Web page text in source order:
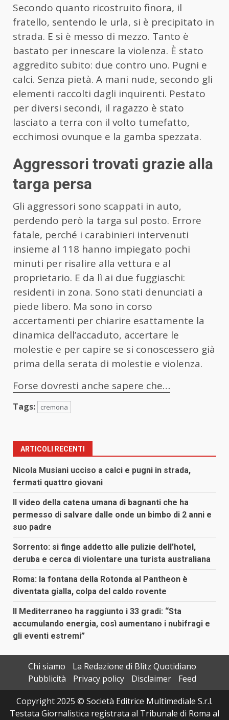
Secondo quanto ricostruito finora, il
fratello, sentendo le urla, si è precipitato in
strada. E si è messo di mezzo. Tanto è
bastato per innescare la violenza. È stato
aggredito subito: due contro uno. Pugni e
calci. Senza pietà. A mani nude, secondo gli
elementi raccolti dagli inquirenti. Pestato
per diversi secondi, il ragazzo è stato
lasciato a terra con il volto tumefatto,
ecchimosi ovunque e la gamba spezzata.
Aggressori trovati grazie alla
targa persa
Gli aggressori sono scappati in auto,
perdendo però la targa sul posto. Errore
fatale, perché i carabinieri intervenuti
insieme al 118 hanno impiegato pochi
minuti per risalire alla vettura e al
proprietario. E da lì ai due fuggiaschi:
residenti in zona. Sono stati denunciati a
piede libero. Ma sono in corso
accertamenti per chiarire esattamente la
dinamica dell’accaduto, accertare le
molestie e per capire se si conoscessero già
prima della serata di molestie e violenza.
Forse dovresti anche sapere che…
Tags: cremona
ARTICOLI RECENTI
Nicola Musiani ucciso a calci e pugni in strada,
fermati quattro giovani
Il video della catena umana di bagnanti che ha
permesso di salvare dalle onde un bimbo di 2 anni e
suo padre
Sorrento: si finge addetto alle pulizie dell’hotel,
deruba e cerca di violentare una turista australiana
Roma: la fontana della Rotonda al Pantheon è
diventata gialla, colpa del caldo rovente
Il Mediterraneo ha raggiunto i 33 gradi: “Sta
accumulando energia, così aumentano i nubifragi e
gli eventi estremi”
Chi siamo
La Redazione di Blitz Quotidiano
Pubblicità
Privacy policy Disclaimer
Feed
Copyright 2025 © Società Editrice Multimediale S.r.l.
Testata Giornalistica registrata al Tribunale di Roma al